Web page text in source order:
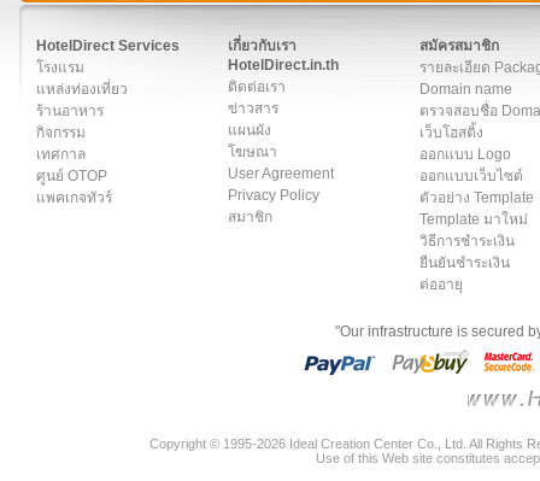
HotelDirect Services
โรงแรม
แหล่งท่องเที่ยว
ร้านอาหาร
กิจกรรม
เทศกาล
ศูนย์ OTOP
แพคเกจทัวร์
เกี่ยวกับเรา
HotelDirect.in.th
ติดต่อเรา
ข่าวสาร
แผนผัง
โฆษณา
User Agreement
Privacy Policy
สมาชิก
สมัครสมาชิก
รายละเอียด
Domain name
ตรวจสอบชื่อ
เว็บโฮสติ้ง
ออกแบบ Logo
ออกแบบเว็บไซต์
ตัวอย่าง Template
Template มาใหม่
วิธีการชำระเงิน
ยืนยันชำระเงิน
ต่ออายุ
"Our infrastructure is secured
Copyright © 1995-2026 Ideal Creation Center Co., Ltd. All Rights
Use of this Web site constitutes